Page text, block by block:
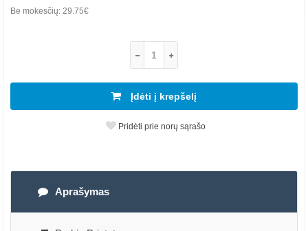
Be mokesčių: 29.75€
Įdėti į krepšelį
Pridėti prie norų sąrašo
Aprašymas